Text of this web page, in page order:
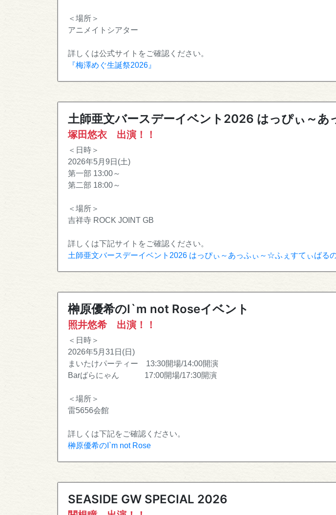
＜場所＞
アニメイトシアター
詳しくは公式サイトをご確認ください。
『梅澤めぐ生誕祭2026』
土師亜文バースデーイベント2026 はっぴぃ～
塚田悠衣 出演！！
＜日時＞
2026年5月9日(土)
第一部 13:00～
第二部 18:00～
＜場所＞
吉祥寺 ROCK JOINT GB
詳しくは下記サイトをご確認ください。
土師亜文バースデーイベント2026 はっぴぃ～あっふぃ～☆ふぇすてぃばる
榊原優希のI`m not Roseイベント
照井悠希 出演！！
＜日時＞
2026年5月31日(日)
まいたけパーティー 13:30開場/14:00開演
Barばらにゃん 17:00開場/17:30開演
＜場所＞
雷5656会館
詳しくは下記をご確認ください。
榊原優希のI`m not Rose
SEASIDE GW SPECIAL 2026